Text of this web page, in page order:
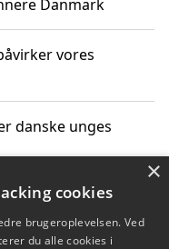
Danmark
vores
danske unges
Aps
×
cookies
brugeroplevelsen. Ved
du alle cookies i